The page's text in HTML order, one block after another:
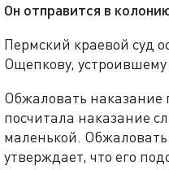
Он отправится в
Пермский краевой суд
Ощепкову,
Обжаловать
посчитала наказание
маленькой.
утверждает, что его